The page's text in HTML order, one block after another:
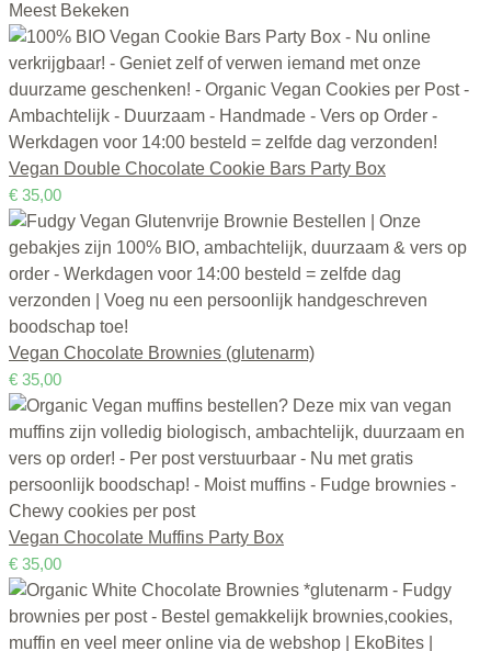
Meest Bekeken
Vegan Double Chocolate Cookie Bars Party Box
€ 35,00
Vegan Chocolate Brownies (glutenarm)
€ 35,00
Vegan Chocolate Muffins Party Box
€ 35,00